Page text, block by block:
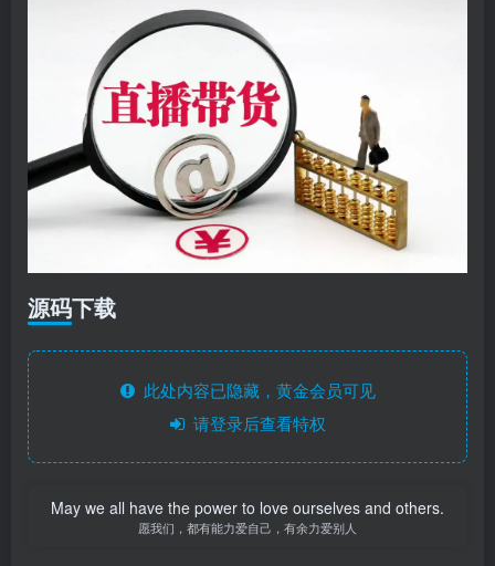
源码下载
此处内容已隐藏，黄金会员可见
请登录后查看特权
May we all have the power to love ourselves and others.
愿我们，都有能力爱自己，有余力爱别人